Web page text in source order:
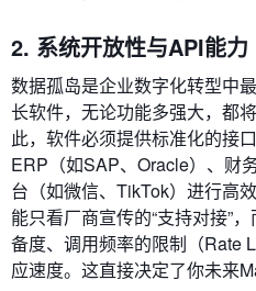
2. 系统开放性与API能
数据孤岛是企业数字化转型中
长软件，无论功能多强大，都
此，软件必须提供标准化的接
ERP（如SAP、Oracle）、财
台（如微信、TikTok）进行高
能只看厂商宣传的“支持对接”
备度、调用频率的限制（Rate
应速度。这直接决定了你未来